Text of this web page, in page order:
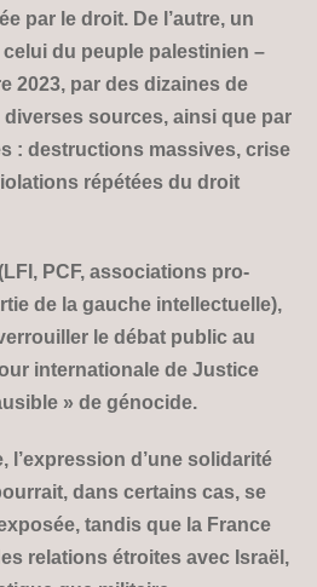
par le droit. De l’autre, un
du peuple palestinien –
2023, par des dizaines de
sources, ainsi que par
: destructions massives, crise
répétées du droit
PCF, associations pro-
de la gauche intellectuelle),
le débat public au
internationale de Justice
» de génocide.
l’expression d’une solidarité
dans certains cas, se
tandis que la France
relations étroites avec Israël,